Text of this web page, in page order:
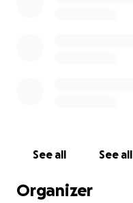
See all See all
Organizer